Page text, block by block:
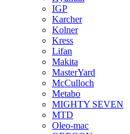
IGP
Karcher
Kolner
Kress
Lifan
Makita
MasterYard
McCulloch
Metabo
MIGHTY SEVEN
MTD
Oleo-mac